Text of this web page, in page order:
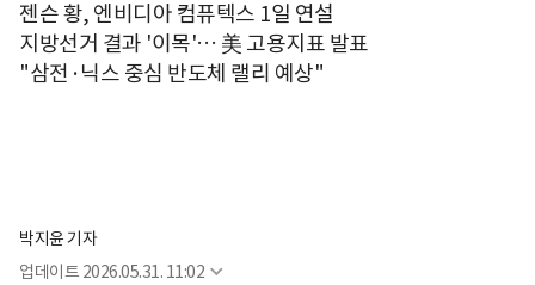
젠슨 황, 엔비디아 컴퓨텍스 1일 연설
지방선거 결과 '이목'… 美 고용지표 발표
"삼전·닉스 중심 반도체 랠리 예상"
박지윤 기자
업데이트 2026.05.31. 11:02